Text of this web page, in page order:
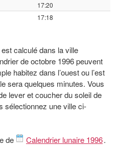
17:20
17:18
calculé dans la ville
de octobre 1996 peuvent
habitez dans l’ouest ou l’est
sera quelques minutes. Vous
lever et coucher du soleil de
sélectionnez une ville ci-
de Calendrier lunaire 1996.